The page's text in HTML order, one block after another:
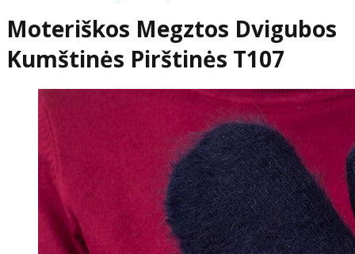
Moteriškos Megztos Dvigubos
Kumštinės Pirštinės T107